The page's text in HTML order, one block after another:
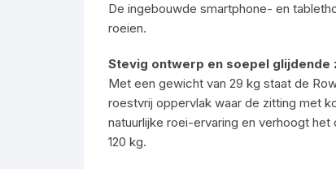
De ingebouwde smartphone- en
roeien.
Stevig ontwerp en soepel glijdende
Met een gewicht van 29 kg staat de
roestvrij oppervlak waar de zitting met
natuurlijke roei-ervaring en verhoogt
120 kg.